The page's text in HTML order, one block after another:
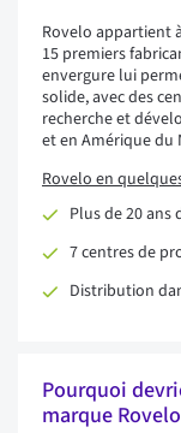
Rovelo appartient
15 premiers
envergure lui
solide, avec des
recherche et
et en Amérique du
Rovelo en
Plus de 20 ans
7 centres de
Distribution
Pourquoi
marque